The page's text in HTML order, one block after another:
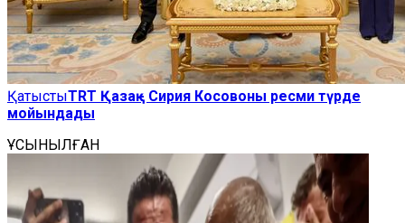
ҚатыстыTRT Қазақ - Сирия Косовоны ресми түрде
мойындады
ҰСЫНЫЛҒАН